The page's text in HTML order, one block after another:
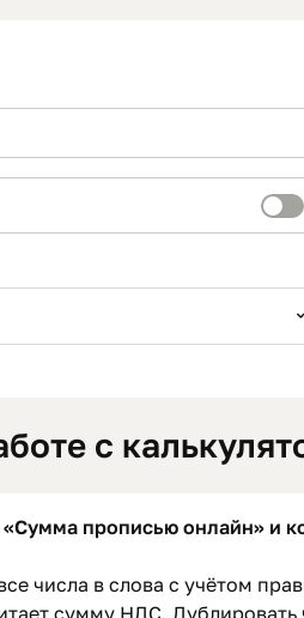
с
«Сумма прописью онлайн» и
числа в слова с учётом
сумму НДС.